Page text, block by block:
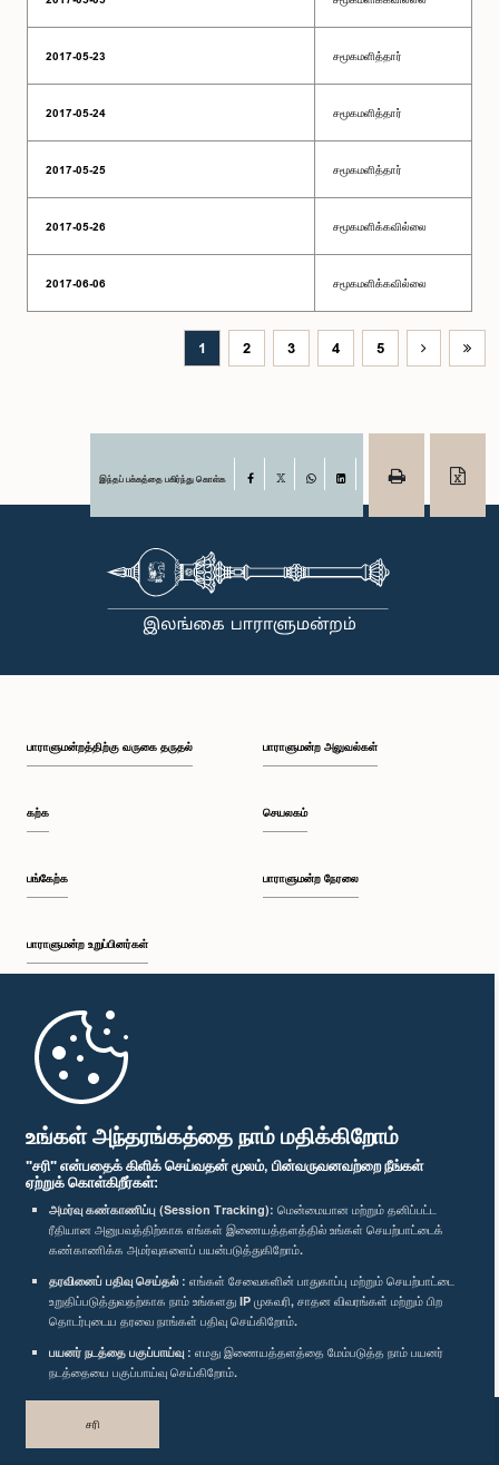
உங்கள் அந்தரங்கத்தை நாம் மதிக்கிறோம்
"சரி" என்பதைக் கிளிக் செய்வதன் மூலம், பின்வருவனவற்றை நீங்கள்
ஏற்றுக் கொள்கிறீர்கள்:
அமர்வு கண்காணிப்பு (Session Tracking): மென்மையான மற்றும் தனிப்பட்ட
ரீதியான அனுபவத்திற்காக எங்கள் இணையத்தளத்தில் உங்கள் செயற்பாட்டைக்
கண்காணிக்க அமர்வுகளைப் பயன்படுத்துகிறோம்.
தரவினைப் பதிவு செய்தல் : எங்கள் சேவைகளின் பாதுகாப்பு மற்றும் செயற்பாட்டை
உறுதிப்படுத்துவதற்காக நாம் உங்களது IP முகவரி, சாதன விவரங்கள் மற்றும் பிற
தொடர்புடைய தரவை நாங்கள் பதிவு செய்கிறோம்.
பயனர் நடத்தை பகுப்பாய்வு : எமது இணையத்தளத்தை மேம்படுத்த நாம் பயனர்
நடத்தையை பகுப்பாய்வு செய்கிறோம்.
சரி
2017-05-23 சமூகமளித்தார்
2017-05-24 சமூகமளித்தார்
2017-05-25 சமூகமளித்தார்
2017-05-26 சமூகமளிக்கவில்லை
2017-06-06 சமூகமளிக்கவில்லை
1 2 3 4 5
இந்தப் பக்கத்தை பகிர்ந்து கொள்க Facebook
பாராளுமன்றத்திற்கு வருகை தருதல்
கற்க
பங்கேற்க
பாராளுமன்ற உறுப்பினர்கள்
முதற்பக்கம்
பாராளுமன்ற அலுவல்கள்
செயலகம்
பாராளுமன்ற நேரலை
பாராளுமன்ற கையடக்க செயலி
எம்மை பின்தொடர்க :
விருதுகள்
தனியுரிமைக் கொள்கை